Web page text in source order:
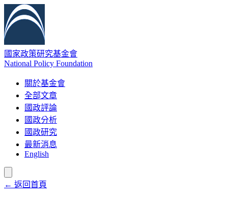
國家政策研究基金會
National Policy Foundation
關於基金會
全部文章
國政評論
國政分析
國政研究
最新消息
English
← 返回首頁